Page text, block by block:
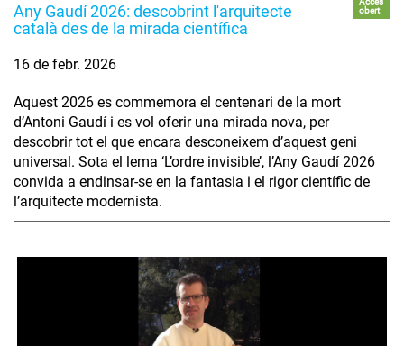
Any Gaudí 2026: descobrint l'arquitecte
català des de la mirada científica
obert
16 de febr. 2026
Aquest 2026 es commemora el centenari de la mort
d’Antoni Gaudí i es vol oferir una mirada nova, per
descobrir tot el que encara desconeixem d’aquest geni
universal. Sota el lema ‘L’ordre invisible’, l’Any Gaudí 2026
convida a endinsar-se en la fantasia i el rigor científic de
l’arquitecte modernista.